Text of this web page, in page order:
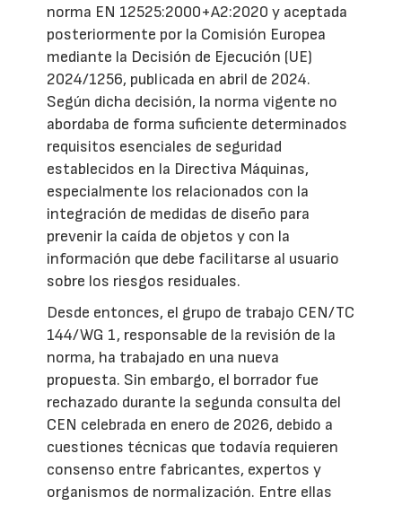
norma EN 12525:2000+A2:2020 y aceptada
posteriormente por la Comisión Europea
mediante la Decisión de Ejecución (UE)
2024/1256, publicada en abril de 2024.
Según dicha decisión, la norma vigente no
abordaba de forma suficiente determinados
requisitos esenciales de seguridad
establecidos en la Directiva Máquinas,
especialmente los relacionados con la
integración de medidas de diseño para
prevenir la caída de objetos y con la
información que debe facilitarse al usuario
sobre los riesgos residuales.
Desde entonces, el grupo de trabajo CEN/TC
144/WG 1, responsable de la revisión de la
norma, ha trabajado en una nueva
propuesta. Sin embargo, el borrador fue
rechazado durante la segunda consulta del
CEN celebrada en enero de 2026, debido a
cuestiones técnicas que todavía requieren
consenso entre fabricantes, expertos y
organismos de normalización. Entre ellas